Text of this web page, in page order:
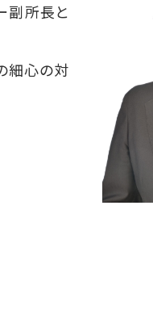
副所長と
細心の対